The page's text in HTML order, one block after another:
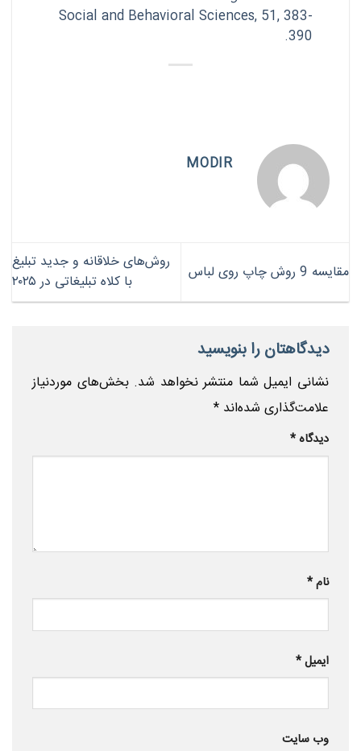
Social and Behavioral Sciences, 51, 383-
390.
MODIR
مقایسه 9 روش چاپ روی لباس
روش‌های خلاقانه و جدید تبلیغ
با کلاه تبلیغاتی در ۲۰۲۵
دیدگاهتان را بنویسید
نشانی ایمیل شما منتشر نخواهد شد. بخش‌های موردنیاز
علامت‌گذاری شده‌اند *
دیدگاه*
نام*
ایمیل*
وب‌ سایت